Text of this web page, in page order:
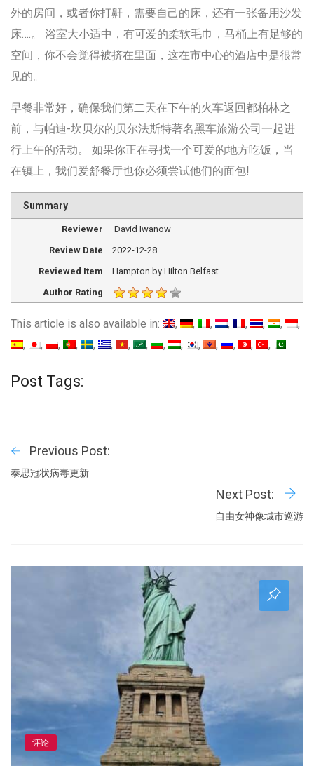
外的房间，或者你打鼾，需要自己的床，还有一张备用沙发
床….。 浴室大小适中，有可爱的柔软毛巾，马桶上有足够的
空间，你不会觉得被挤在里面，这在市中心的酒店中是很常
见的。
早餐非常好，确保我们第二天在下午的火车返回都柏林之
前，与帕迪-坎贝尔的贝尔法斯特著名黑车旅游公司一起进
行上午的活动。 如果你正在寻找一个可爱的地方吃饭，当
在镇上，我们爱舒餐厅也你必须尝试他们的面包!
Summary
Reviewer
David Iwanow
Review Date
2022-12-28
Reviewed Item
Hampton by Hilton Belfast
Author Rating
This article is also available in:
Post Tags:
Previous Post:
泰思冠状病毒更新
Next Post:
自由女神像城市巡游
评论